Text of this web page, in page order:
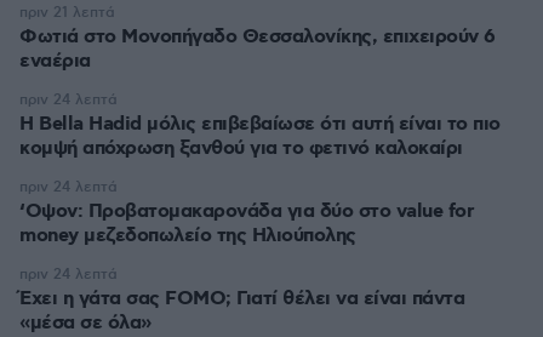
Φωτιά στο Μονοπήγαδο Θεσσαλονίκης, επιχειρούν 6
εναέρια
πριν 21 λεπτά
Η Bella Hadid μόλις επιβεβαίωσε ότι αυτή είναι το πιο
κομψή απόχρωση ξανθού για το φετινό καλοκαίρι
πριν 24 λεπτά
‘Οψον: Προβατομακαρονάδα για δύο στο value for
money μεζεδοπωλείο της Ηλιούπολης
πριν 24 λεπτά
Έχει η γάτα σας FOMO; Γιατί θέλει να είναι πάντα
«μέσα σε όλα»
πριν 24 λεπτά